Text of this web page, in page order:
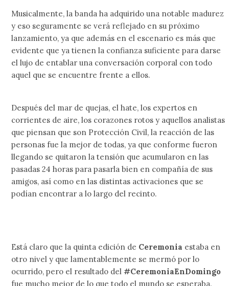
Musicalmente, la banda ha adquirido una notable madurez
y eso seguramente se verá reflejado en su próximo
lanzamiento, ya que además en el escenario es más que
evidente que ya tienen la confianza suficiente para darse
el lujo de entablar una conversación corporal con todo
aquel que se encuentre frente a ellos.
Después del mar de quejas, el hate, los expertos en
corrientes de aire, los corazones rotos y aquellos analistas
que piensan que son Protección Civil, la reacción de las
personas fue la mejor de todas, ya que conforme fueron
llegando se quitaron la tensión que acumularon en las
pasadas 24 horas para pasarla bien en compañía de sus
amigos, así como en las distintas activaciones que se
podían encontrar a lo largo del recinto.
Está claro que la quinta edición de Ceremonia estaba en
otro nivel y que lamentablemente se mermó por lo
ocurrido, pero el resultado del#CeremoniaEnDomingo
fue mucho mejor de lo que todo el mundo se esperaba.